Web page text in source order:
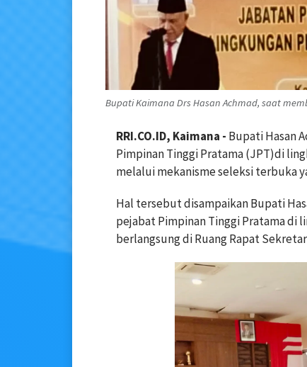
Bupati Kaimana Drs Hasan Achmad, saat
RRI.CO.ID, Kaimana - BupatiHasan
Pimpinan Tinggi Pratama (JPT)di
melalui mekanisme seleksi terbuka
Hal tersebut disampaikan Bupati
pejabat Pimpinan Tinggi Pratama di
berlangsung di Ruang Rapat